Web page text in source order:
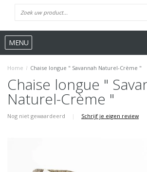
MENU
Home / Chaise longue " Savannah Naturel-Crème "
Chaise longue "
Naturel-Crème "
Nog niet gewaardeerd | Schrijf je eigen review